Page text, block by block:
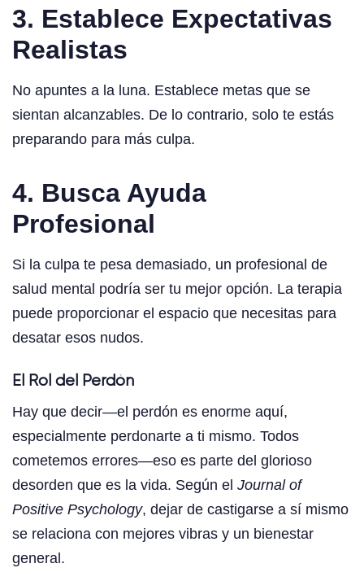
3. Establece Expectativas
Realistas
No apuntes a la luna. Establece metas que se
sientan alcanzables. De lo contrario, solo te estás
preparando para más culpa.
4. Busca Ayuda
Profesional
Si la culpa te pesa demasiado, un profesional de
salud mental podría ser tu mejor opción. La terapia
puede proporcionar el espacio que necesitas para
desatar esos nudos.
El Rol del Perdón
Hay que decir—el perdón es enorme aquí,
especialmente perdonarte a ti mismo. Todos
cometemos errores—eso es parte del glorioso
desorden que es la vida. Según el Journal of
Positive Psychology, dejar de castigarse a sí mismo
se relaciona con mejores vibras y un bienestar
general.